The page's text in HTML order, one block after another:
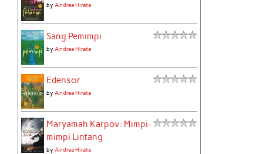
byAndrea Hirata
Sang Pemimpi
byAndrea Hirata
Edensor
byAndrea Hirata
Maryamah Karpov: Mimpi-
mimpi Lintang
byAndrea Hirata